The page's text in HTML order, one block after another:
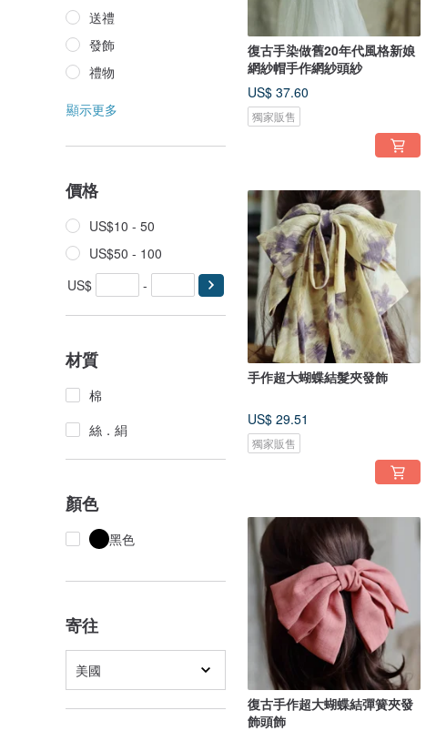
送禮
發飾
禮物
顯示更多
價格
US$10 - 50
US$50 - 100
US$
-
材質
棉
絲．絹
顏色
黑色
寄往
美國
復古手染做舊20年代風格新娘
網紗帽手作網紗頭紗
US$ 37.60
獨家販售
手作超大蝴蝶結髮夾發飾
US$ 29.51
獨家販售
復古手作超大蝴蝶結彈簧夾發
飾頭飾